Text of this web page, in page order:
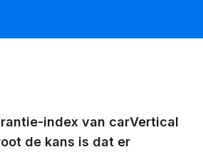
index van carVertical
de kans is dat er